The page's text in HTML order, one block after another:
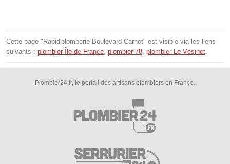
Cette page "Rapid'plomberie Boulevard Carnot" est visible via les liens
suivants : plombier Île-de-France plombier 78 plombier Le Vésinet
Plombier24.fr, le portail des artisans plombiers en France.